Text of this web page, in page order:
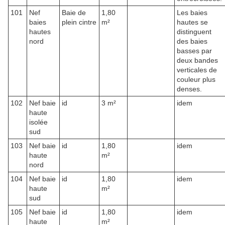
101
Nef
baies
hautes
nord
Baie de
plein cintre
1,80
m²
Les baies
hautes se
distinguent
des baies
basses par
deux bandes
verticales de
couleur plus
denses.
102
Nef baie
haute
isolée
sud
id 3 m² idem
103
Nef baie
haute
nord
id
1,80
m²
idem
104
Nef baie
haute
sud
id
1,80
m²
idem
105
Nef baie
haute
id
1,80
m²
idem